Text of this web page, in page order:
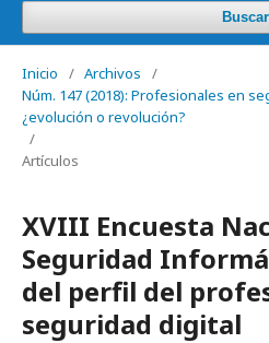
Buscar
Inicio / Archivos
/
Núm. 147 (2018): Profesionales en
¿evolución o revolución?
/
Artículos
XVIII Encuesta
Seguridad
del perfil del
seguridad digital